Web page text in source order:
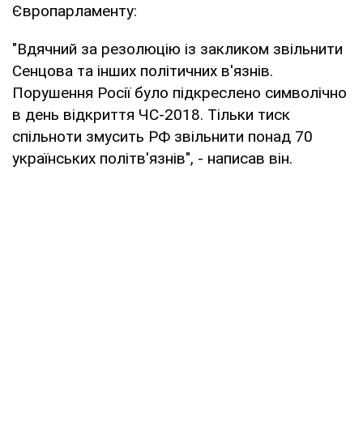
Європарламенту:
"Вдячний за резолюцію із закликом звільнити
Сенцова та інших політичних в'язнів.
Порушення Росії було підкреслено символічно
в день відкриття ЧС-2018. Тільки тиск
спільноти змусить РФ звільнити понад 70
українських політв'язнів", - написав він.